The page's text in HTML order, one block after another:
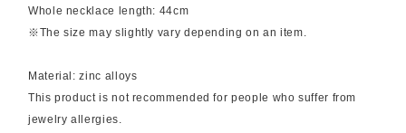
Whole necklace length: 44cm
※The size may slightly vary depending on an item.
Material: zinc alloys
This product is not recommended for people who suffer from
jewelry allergies.